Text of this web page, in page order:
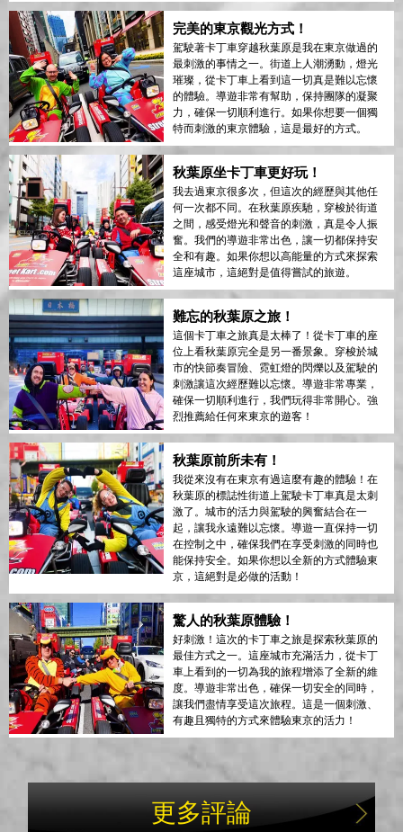
完美的東京觀光方式！
駕駛著卡丁車穿越秋葉原是我在東京做過的
最刺激的事情之一。街道上人潮湧動，燈光
璀璨，從卡丁車上看到這一切真是難以忘懷
的體驗。導遊非常有幫助，保持團隊的凝聚
力，確保一切順利進行。如果你想要一個獨
特而刺激的東京體驗，這是最好的方式。
秋葉原坐卡丁車更好玩！
我去過東京很多次，但這次的經歷與其他任
何一次都不同。在秋葉原疾馳，穿梭於街道
之間，感受燈光和聲音的刺激，真是令人振
奮。我們的導遊非常出色，讓一切都保持安
全和有趣。如果你想以高能量的方式來探索
這座城市，這絕對是值得嘗試的旅遊。
難忘的秋葉原之旅！
這個卡丁車之旅真是太棒了！從卡丁車的座
位上看秋葉原完全是另一番景象。穿梭於城
市的快節奏冒險、霓虹燈的閃爍以及駕駛的
刺激讓這次經歷難以忘懷。導遊非常專業，
確保一切順利進行，我們玩得非常開心。強
烈推薦給任何來東京的遊客！
秋葉原前所未有！
我從來沒有在東京有過這麼有趣的體驗！在
秋葉原的標誌性街道上駕駛卡丁車真是太刺
激了。城市的活力與駕駛的興奮結合在一
起，讓我永遠難以忘懷。導遊一直保持一切
在控制之中，確保我們在享受刺激的同時也
能保持安全。如果你想以全新的方式體驗東
京，這絕對是必做的活動！
驚人的秋葉原體驗！
好刺激！這次的卡丁車之旅是探索秋葉原的
最佳方式之一。這座城市充滿活力，從卡丁
車上看到的一切為我的旅程增添了全新的維
度。導遊非常出色，確保一切安全的同時，
讓我們盡情享受這次旅程。這是一個刺激、
有趣且獨特的方式來體驗東京的活力！
更多評論